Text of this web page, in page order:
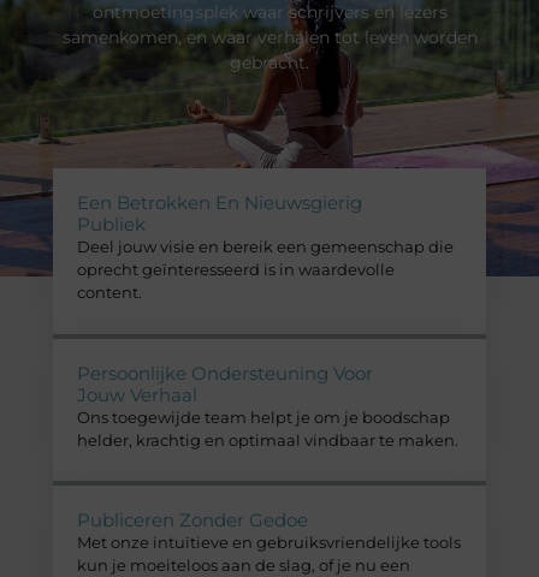
ontmoetingsplek waar schrijvers en lezers
samenkomen, en waar verhalen tot leven worden
gebracht.
Een Betrokken En Nieuwsgierig
Publiek
Deel jouw visie en bereik een gemeenschap die
oprecht geïnteresseerd is in waardevolle
content.
Persoonlijke Ondersteuning Voor
Jouw Verhaal
Ons toegewijde team helpt je om je boodschap
helder, krachtig en optimaal vindbaar te maken.
Publiceren Zonder Gedoe
Met onze intuïtieve en gebruiksvriendelijke tools
kun je moeiteloos aan de slag, of je nu een